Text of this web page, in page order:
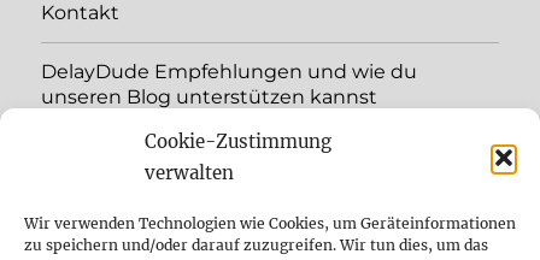
Cookie-Zustimmung
verwalten
Wir verwenden Technologien wie Cookies, um Geräteinformationen
zu speichern und/oder darauf zuzugreifen. Wir tun dies, um das
Kontakt
DelayDude Empfehlungen und wie du
unseren Blog unterstützen kannst
öffnen
YouTube